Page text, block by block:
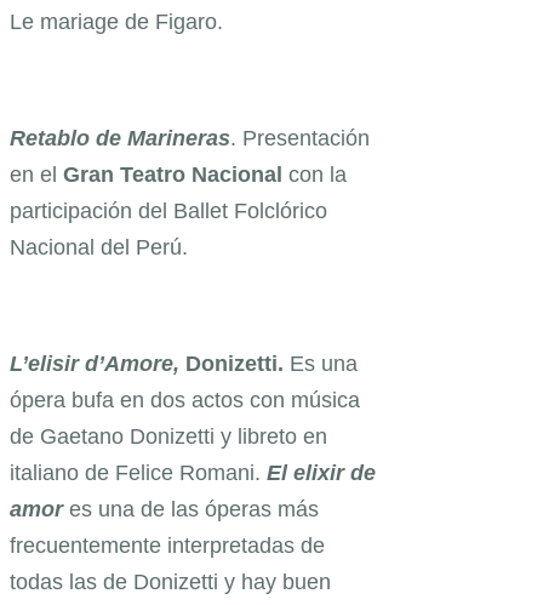
Le mariage de Figaro.
Retablo de Marineras. Presentación
en el Gran Teatro Nacional con la
participación del Ballet Folclórico
Nacional del Perú.
L’elisir d’Amore, Donizetti. Es una
ópera bufa en dos actos con música
de Gaetano Donizetti y libreto en
italiano de Felice Romani. El elixir de
amores una de las óperas más
frecuentemente interpretadas de
todas las de Donizetti y hay buen